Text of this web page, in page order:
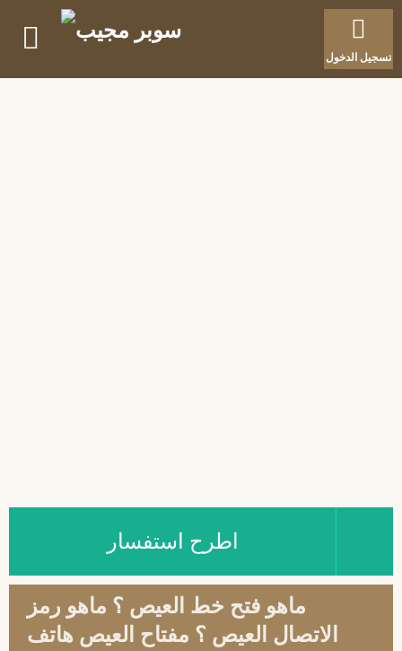
تسجيل الدخول
اطرح استفسار
ماهو فتح خط العيص ؟ ماهو رمز
الاتصال العيص ؟ مفتاح العيص هاتف